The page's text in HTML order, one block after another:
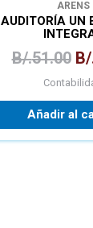
ARENS
AUDITORÍA UN
B/.51.00
Añadir al